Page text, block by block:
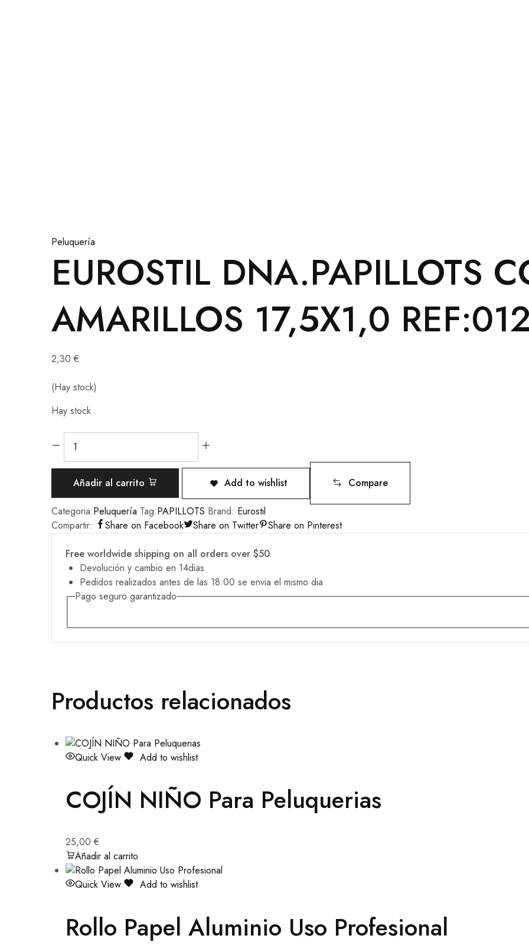
Peluquería
EUROSTIL DNA.PAPILLOTS
AMARILLOS 17,5X1,0
2,30 €
(Hay stock)
Hay stock
Añadir al carrito Add to wishlist Compare
Categoria:Peluquería Tag:PAPILLOTS Brand: Eurostil
Compartir:
Share on Facebook Share on Twitter Share on Pinterest
Free worldwide shipping on all orders over $50
Devolución y cambio en 14dias
Pedidos realizados antes de las 18:00 se envia el mismo dia
Pago seguro garantizado
Productos relacionados
Quick View Add to wishlist
COJÍN NIÑO Para Peluquerias
25,00 €
Añadir al carrito
Quick View Add to wishlist
Rollo Papel Aluminio Uso Profesional